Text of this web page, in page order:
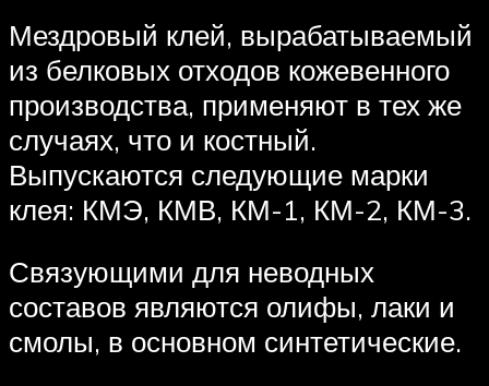
Мездровый клей, вырабатываемый
из белковых отходов кожевенного
производства, применяют в тех же
случаях, что и костный.
Выпускаются следующие марки
клея: КМЭ, КМВ, КМ-1, КМ-2, КМ-3.
Связующими для неводных
составов являются олифы, лаки и
смолы, в основном синтетические.